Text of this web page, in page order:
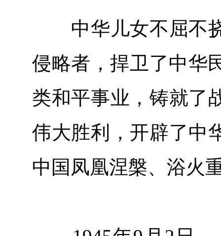
中华儿女不屈不挠
侵略者，捍卫了中华
类和平事业，铸就了
伟大胜利，开辟了中
中国凤凰涅槃、浴火